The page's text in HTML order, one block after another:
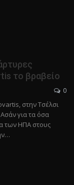
το βραβείο
0
στην Τσέλσι
για τα όσα
των ΗΠΑ στους